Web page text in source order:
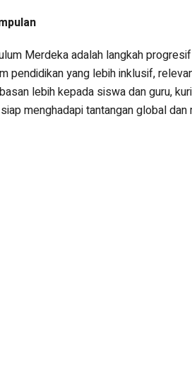
Merdeka adalah langkah
pendidikan yang lebih inklusif,
lebih kepada siswa dan guru,
menghadapi tantangan global